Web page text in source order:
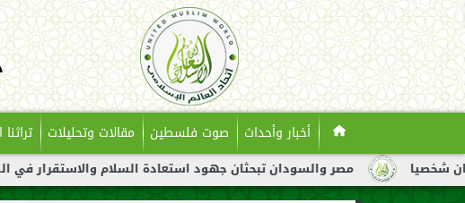
أخبار وأحداث صوت فلسطين مقالات وتحليلات
مصر والسودان تبحثان جهود استعادة السلام والاستقرار في السودان